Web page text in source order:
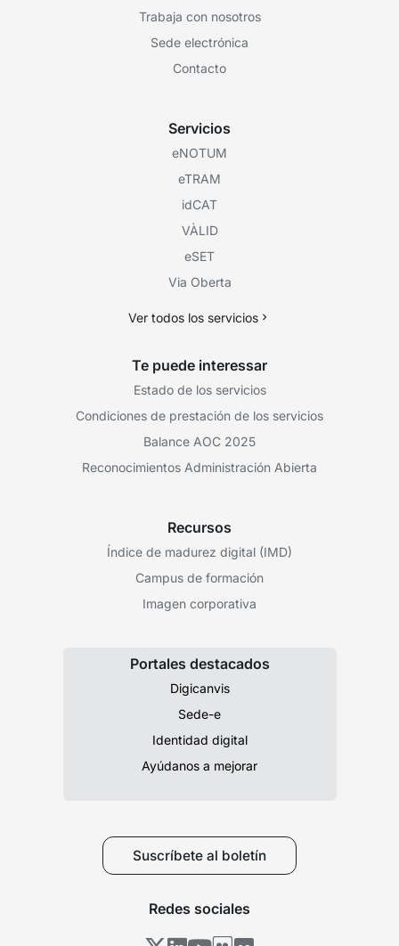
Trabaja con nosotros
Sede electrónica
Contacto
Servicios
eNOTUM
eTRAM
idCAT
VÀLID
eSET
Via Oberta
Ver todos los servicios
Te puede interessar
Estado de los servicios
Condiciones de prestación de los servicios
Balance AOC 2025
Reconocimientos Administración Abierta
Recursos
Índice de madurez digital (IMD)
Campus de formación
Imagen corporativa
Portales destacados
Digicanvis
Sede-e
Identidad digital
Ayúdanos a mejorar
Suscríbete al boletín
Redes sociales